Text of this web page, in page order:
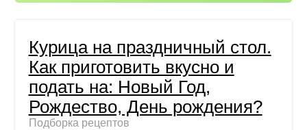
Курица на праздничный стол.
Как приготовить вкусно и
подать на: Новый Год,
Рождество, День рождения?
Подборка рецептов